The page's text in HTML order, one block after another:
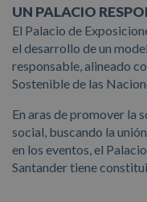
UN PALACIO
El Palacio de
el desarrollo de un
responsable, alineado
Sostenible de las
En aras de promover la
social, buscando la
en los eventos, el
Santander tiene